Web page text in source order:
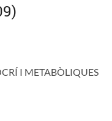
I METABÒLIQUES